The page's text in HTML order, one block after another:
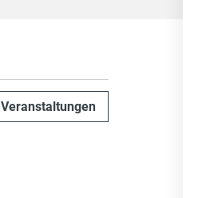
Veranstaltungen